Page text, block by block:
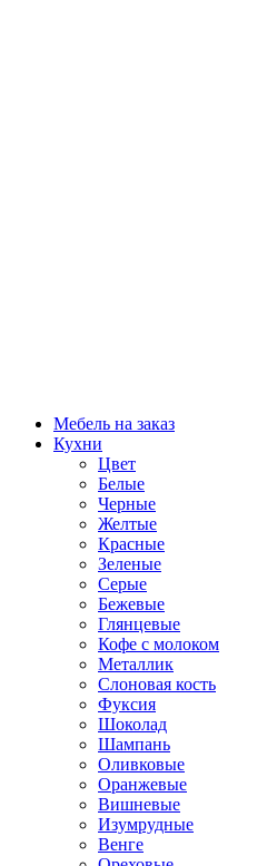
Мебель на заказ
Кухни
Цвет
Белые
Черные
Желтые
Красные
Зеленые
Серые
Бежевые
Глянцевые
Кофе с молоком
Металлик
Слоновая кость
Фуксия
Шоколад
Шампань
Оливковые
Оранжевые
Вишневые
Изумрудные
Венге